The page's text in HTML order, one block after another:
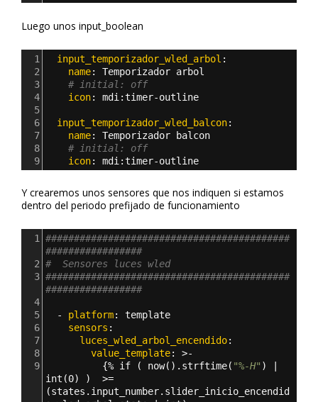
Luego unos input_boolean
1
  input_temporizador_wled_arbol
:
2
name: Temporizador arbol
3
# initial: off
4
icon: mdi :timer-outline
5
6
  input_temporizador_wled_balcon
:
7
name: Temporizador balcon
8
# initial: off
9
icon: mdi :timer-outline
Y crearemos unos sensores que nos indiquen si estamos
dentro del periodo prefijado de funcionamiento
1
###########################################
#################
2 #  Sensores luces wled
3 ###########################################
#################
4
5
  -
platform: template
6
sensors :
7
luces_wled_arbol_encendido:
8
value_template: >-
9
{% if ( now().strftime( "%-H" ) |
int(0) )  >=
(states.input_number.slider_inicio_encendid